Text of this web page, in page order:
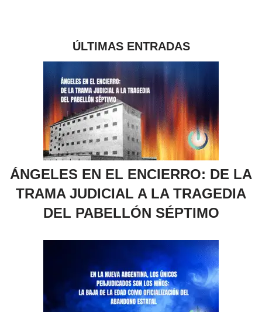
ÚLTIMAS ENTRADAS
ÁNGELES EN EL ENCIERRO: DE LA
TRAMA JUDICIAL A LA TRAGEDIA
DEL PABELLÓN SÉPTIMO